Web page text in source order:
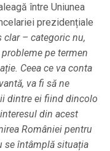
între Uniunea
prezidențiale
clar – categoric nu,
pe termen
Ceea ce va conta
va fi să ne
dintre ei fiind dincolo
din acest
României pentru
se întâmplă situația